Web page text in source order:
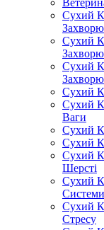
Сухий
Сухий
Сухий
Сухий
Сухий
Ваги
Сухий
Сухий
Сухий
Шерсті
Сухий
Системи
Сухий
Стресу